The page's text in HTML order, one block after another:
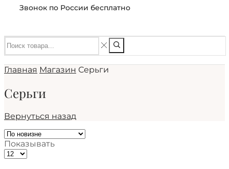
Звонок по России бесплатно
Главная Магазин Серьги
Серьги
Вернуться назад
Показывать